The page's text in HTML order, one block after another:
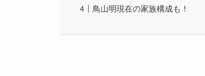
鳥山明現在の家族構成も！